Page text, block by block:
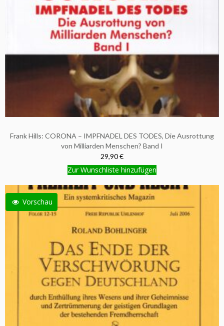
Frank Hills: CORONA – IMPFNADEL DES TODES, Die Ausrottung
von Milliarden Menschen? Band I
29,90 €
Zur Wunschliste hinzufügen
Vorschau